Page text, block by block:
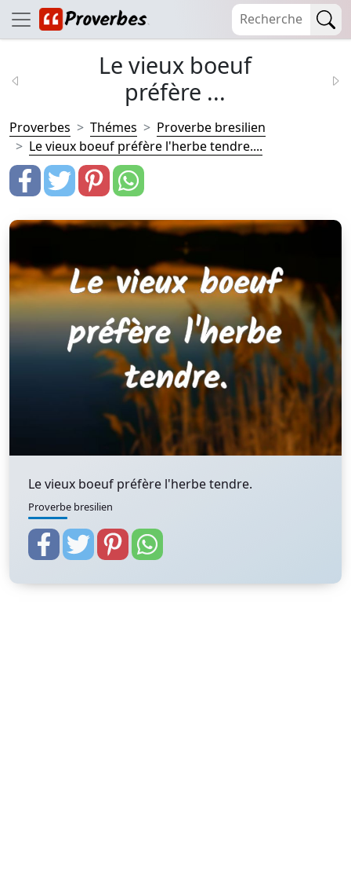
Le vieux boeuf
préfère ...
Proverbes Thémes
Proverbe bresilien
Le vieux boeuf préfère l'herbe tendre....
Le vieux boeuf préfère l'herbe tendre.
Proverbe bresilien